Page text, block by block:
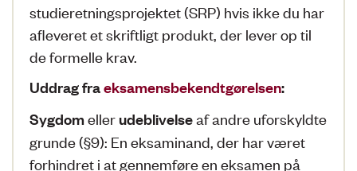
studieretningsprojektet (SRP) hvis ikke du har
afleveret et skriftligt produkt, der lever op til
de formelle krav.
Uddrag fraeksamensbekendtgørelsen:
Sygdomeller udeblivelseaf andre uforskyldte
grunde (§9): En eksaminand, der har været
forhindret i at gennemføre en eksamen på